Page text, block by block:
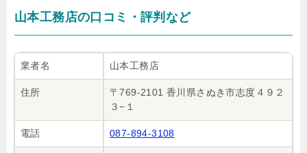
山本工務店の口コミ・評判など
業者名 山本工務店
住所
〒769-2101 香川県さぬき市志度４９２
３−１
電話 087-894-3108